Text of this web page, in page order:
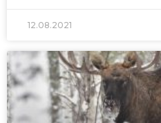
12.08.2021